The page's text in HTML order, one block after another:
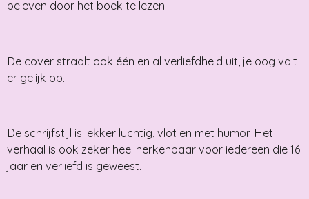
beleven door het boek te lezen.
De cover straalt ook één en al verliefdheid uit, je oog valt
er gelijk op.
De schrijfstijl is lekker luchtig, vlot en met humor. Het
verhaal is ook zeker heel herkenbaar voor iedereen die 16
jaar en verliefd is geweest.